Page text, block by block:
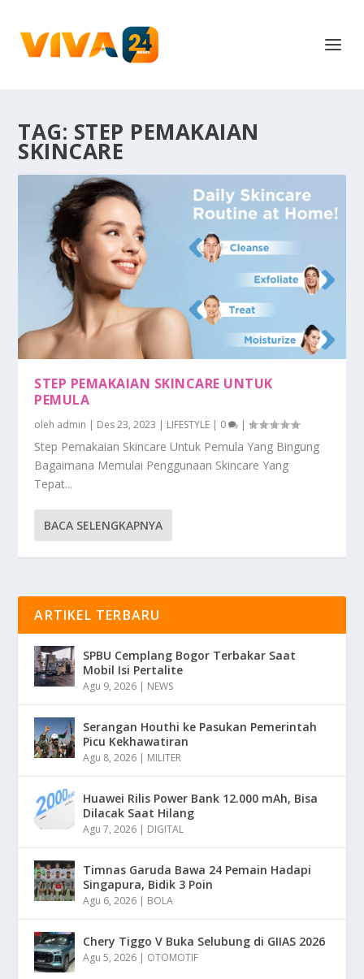
TAG: STEP PEMAKAIAN
SKINCARE
STEP PEMAKAIAN SKINCARE UNTUK
PEMULA
oleh admin | Des 23, 2023 | LIFESTYLE | 0 |
Step Pemakaian Skincare Untuk Pemula Yang Bingung
Bagaimana Memulai Penggunaan Skincare Yang
Tepat...
BACA SELENGKAPNYA
ARTIKEL TERBARU
SPBU Cemplang Bogor Terbakar Saat
Mobil Isi Pertalite
Agu 9, 2026 | NEWS
Serangan Houthi ke Pasukan Pemerintah
Picu Kekhawatiran
Agu 8, 2026 | MILITER
Huawei Rilis Power Bank 12.000 mAh, Bisa
Dilacak Saat Hilang
Agu 7, 2026 | DIGITAL
Timnas Garuda Bawa 24 Pemain Hadapi
Singapura, Bidik 3 Poin
Agu 6, 2026 | BOLA
Chery Tiggo V Buka Selubung di GIIAS 2026
Agu 5, 2026 | OTOMOTIF